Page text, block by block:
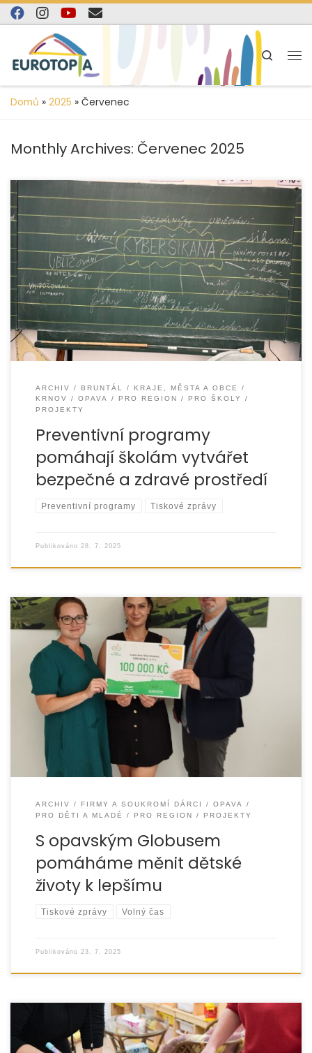
content
Skip to content
Search
Domů » 2025 » Červenec
Monthly Archives: Červenec 2025
Ve školním roce 2024/2025 jsme díky finanční podpoře
Moravskoslezského kraje mohli pokračovat v realizaci
našeho dlouhodobého projektu „Tudy cesta nevede –
ARCHIV BRUNTÁL
KRAJE, MĚSTA A OBCE
KRNOV
OPAVA PRO REGION
PRO ŠKOLY
PROJEKTY
Preventivní programy
pomáhají školám vytvářet
bezpečné a zdravé prostředí
Preventivní programy Tiskové zprávy
Publikováno 28. 7. 2025
Organizace EUROTOPIA.CZ získala díky charitativnímu
programu Globus Lepší svět 2025 finanční podporu ve výši
100 000 Kč na realizaci projektu „S Modrou
ARCHIV FIRMY A SOUKROMÍ DÁRCI
OPAVA
PRO DĚTI A MLADÉ
PRO REGION PROJEKTY
S opavským Globusem
pomáháme měnit dětské
životy k lepšímu
Tiskové zprávy Volný čas
Publikováno 23. 7. 2025